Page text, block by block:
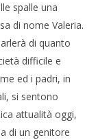
spalle una
di nome Valeria.
di quanto
difficile e
ed i padri, in
si sentono
attualità oggi,
di un genitore